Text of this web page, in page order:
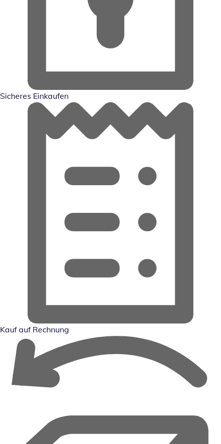
Sicheres Einkaufen
Kauf auf Rechnung